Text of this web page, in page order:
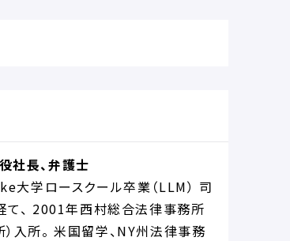
長、弁護士
大学ロースクール卒業（LLM） 司
て、 2001年西村総合法律事務所
入所。 米国留学、NY州法律事務